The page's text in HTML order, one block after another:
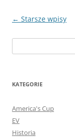
Nawigacja
← Starsze wpisy
KATEGORIE
America's Cup
EV
Historia